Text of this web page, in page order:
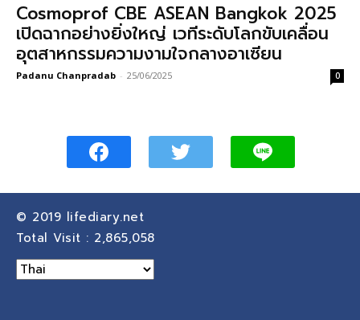
Cosmoprof CBE ASEAN Bangkok 2025
เปิดฉากอย่างยิ่งใหญ่ เวทีระดับโลกขับเคลื่อน
อุตสาหกรรมความงามใจกลางอาเซียน
Padanu Chanpradab - 25/06/2025 0
© 2019 lifediary.net
Total Visit : 2,865,058